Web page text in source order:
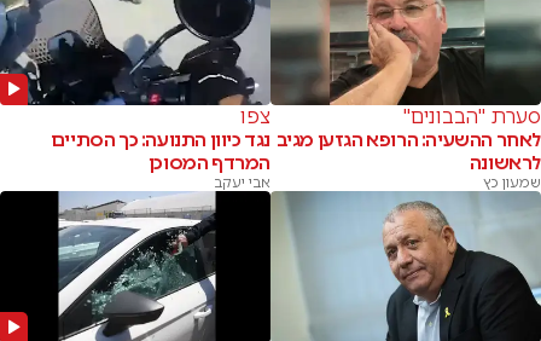
סערת "הבבונים"
לאחר ההשעיה: הרופא הגזען מגיב
לראשונה
שמעון כץ
צפו
נגד כיוון התנועה: כך הסתיים
המרדף המסוכן
אבי יעקב